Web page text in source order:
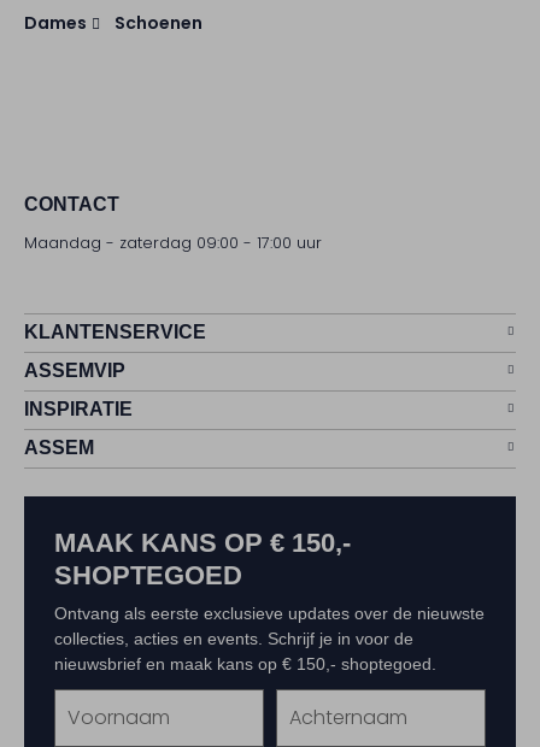
Dames Schoenen
CONTACT
Maandag - zaterdag 09:00 - 17:00 uur
KLANTENSERVICE
ASSEMVIP
INSPIRATIE
ASSEM
MAAK KANS OP € 150,-
SHOPTEGOED
Ontvang als eerste exclusieve updates over de nieuwste
collecties, acties en events. Schrijf je in voor de
nieuwsbrief en maak kans op € 150,- shoptegoed.